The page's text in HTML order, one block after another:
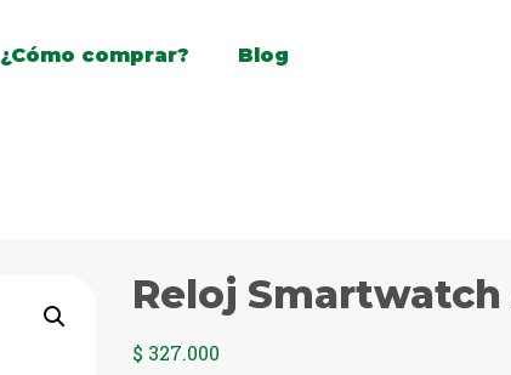
¿Cómo comprar? Blog
Reloj
$ 327.000